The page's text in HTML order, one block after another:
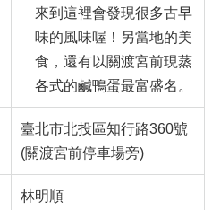
來到這裡會發現很多古早
味的風味喔！另當地的美
食，還有以關渡宮前現蒸
各式的鹹鴨蛋最富盛名。
臺北市北投區知行路360號
(關渡宮前停車場旁)
林明順